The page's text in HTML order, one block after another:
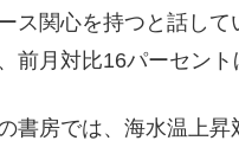
ス関心を持つと話し
前月対比16パーセント
書房では、海水温上